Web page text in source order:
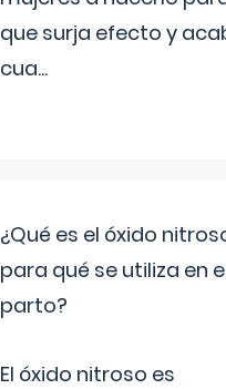
que surja efecto y
cua...
¿Qué es el óxido
para qué se utiliza en
parto?
El óxido nitroso es